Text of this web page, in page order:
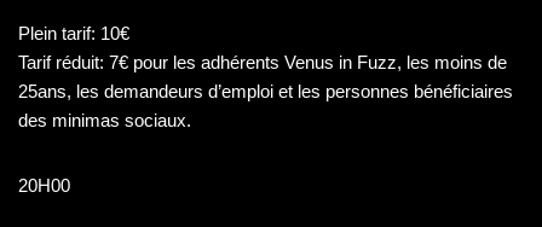
Plein tarif: 10€
Tarif réduit: 7€ pour les adhérents Venus in Fuzz, les moins de
25ans, les demandeurs d’emploi et les personnes bénéficiaires
des minimas sociaux.
20H00